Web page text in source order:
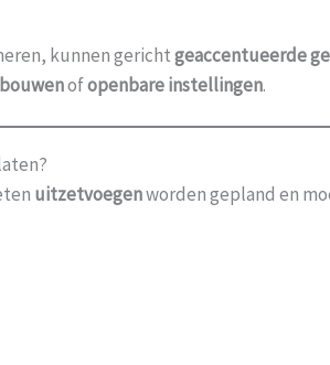
kunnen gerichtgeaccentueerde
ofopenbare instellingen.
uitzetvoegenworden gepland en